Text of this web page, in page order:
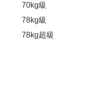
70kg級
78kg級
78kg超級